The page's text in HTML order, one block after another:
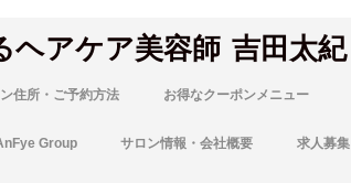
ヘアケア美容師 吉田太紀
住所・ご予約方法 お得なクーポンメニュー
Group サロン情報・会社概要 求人募集